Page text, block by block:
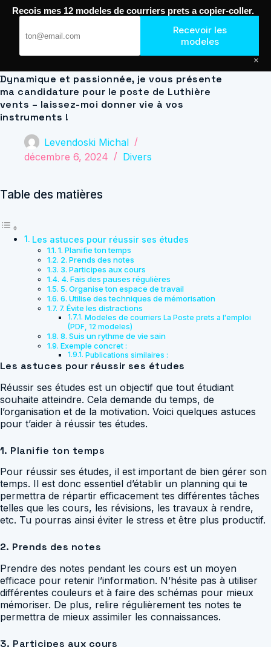
Passer
Dynamique et passionnée, je vous présente
ma candidature pour le poste de Luthière
vents – laissez-moi donner vie à vos
instruments !
Levendoski Michal
décembre 6, 2024
Divers
Table des matières
Les astuces pour réussir ses études
1. Planifie ton temps
2. Prends des notes
3. Participes aux cours
4. Fais des pauses régulières
5. Organise ton espace de travail
6. Utilise des techniques de mémorisation
7. Évite les distractions
Modeles de courriers La Poste prets a l'emploi
(PDF, 12 modeles)
8. Suis un rythme de vie sain
Exemple concret :
Publications similaires :
Les astuces pour réussir ses études
Réussir ses études est un objectif que tout étudiant
souhaite atteindre. Cela demande du temps, de
l’organisation et de la motivation. Voici quelques astuces
pour t’aider à réussir tes études.
1. Planifie ton temps
Pour réussir ses études, il est important de bien gérer son
temps. Il est donc essentiel d’établir un planning qui te
permettra de répartir efficacement tes différentes tâches
telles que les cours, les révisions, les travaux à rendre,
etc. Tu pourras ainsi éviter le stress et être plus productif.
2. Prends des notes
Prendre des notes pendant les cours est un moyen
efficace pour retenir l’information. N’hésite pas à utiliser
différentes couleurs et à faire des schémas pour mieux
mémoriser. De plus, relire régulièrement tes notes te
permettra de mieux assimiler les connaissances.
3. Participes aux cours
Recois mes 12 modeles de courriers prets a copier-coller.
Recevoir les
modeles
×